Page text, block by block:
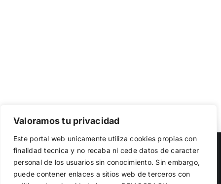
Valoramos tu privacidad
Este portal web unicamente utiliza cookies propias con
finalidad tecnica y no recaba ni cede datos de caracter
personal de los usuarios sin conocimiento. Sin embargo,
puede contener enlaces a sitios web de terceros con
Copyright 2023 | Democracia Nacional | All Rights Reserved
Facebook
TwitterInstagram
el funcionamiento de la web, medir su uso y mejorar
nuestros servicios. Puede aceptar todas las cookies,
rechazar las no necesarias o configurar sus preferencias.
Política de cookies